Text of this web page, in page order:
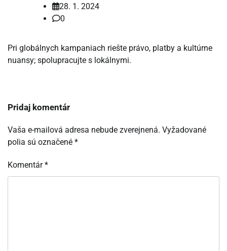
28. 1. 2024
0
Pri globálnych kampaniach riešte právo, platby a kultúrne
nuansy; spolupracujte s lokálnymi.
Pridaj komentár
Vaša e-mailová adresa nebude zverejnená. Vyžadované
polia sú označené *
Komentár*